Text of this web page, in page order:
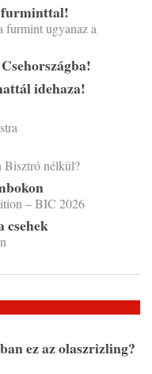
furminttal!
furmint ugyanaz a
idehaza!
Bisztró nélkül?
– BIC 2026
csehek
ez az olaszrizling?